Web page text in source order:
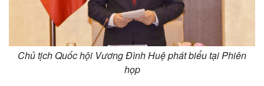
Chủ tịch Quốc hội Vương Đình Huệ phát biểu tại Phiên
họp